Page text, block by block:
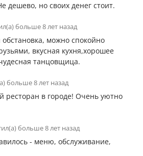
дешево, но своих денег стоит.
больше 8 лет назад
можно спокойно
вкусная кухня,хорошее
танцовщица.
больше 8 лет назад
в городе! Очень уютно
больше 8 лет назад
- меню, обслуживание,